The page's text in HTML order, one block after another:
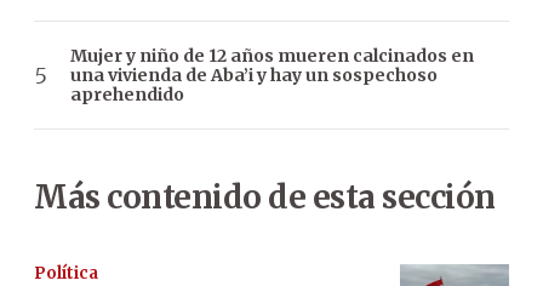
Mujer y niño de 12 años mueren calcinados en
una vivienda de Aba’i y hay un sospechoso
aprehendido
Más contenido de esta sección
Política